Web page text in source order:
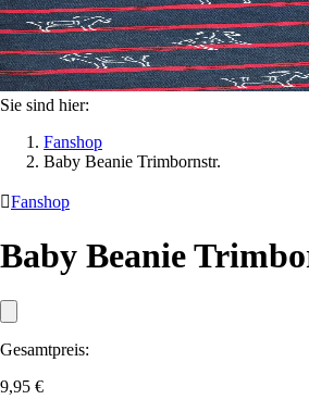
Sie sind hier:
Fanshop
Baby Beanie Trimbornstr.
Fanshop
Baby Beanie
Gesamtpreis:
9,95 €